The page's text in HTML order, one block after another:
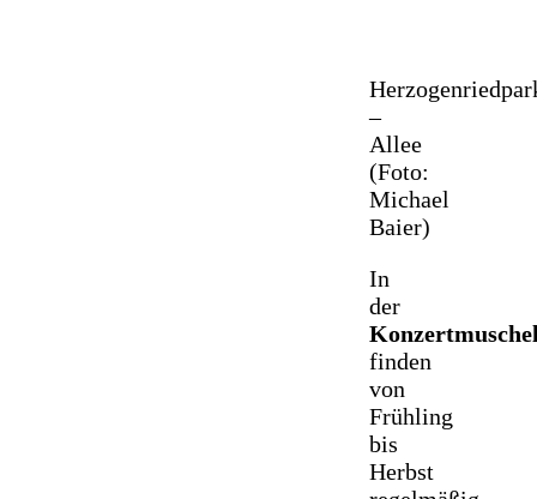
–
Allee
(Foto:
Michael
Baier)
In
der
finden
von
Frühling
bis
Herbst